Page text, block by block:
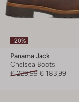
-20%
Panama Jack
Chelsea Boots
€ 229,99 € 183,99